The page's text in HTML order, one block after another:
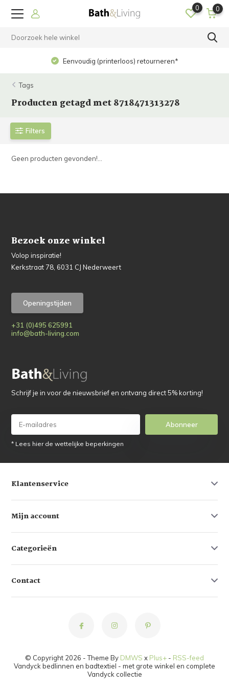
0 0
Eenvoudig (printerloos) retourneren*
Tags
Producten getagd met 8718471313278
Filters
Geen producten gevonden!...
Bezoek onze winkel
Volop inspiratie!
Kerkstraat 78, 6031 CJ Nederweert
Openingstijden
+31 (0)495 625991
info@bath-living.com
Schrijf je in voor de nieuwsbrief en ontvang direct 5% korting!
Abonneer
* Lees hier de wettelijke beperkingen
Klantenservice
Mijn account
Categorieën
Contact
© Copyright 2026 - Theme By DMWS x Plus+ - RSS-feed
Vandyck bedlinnen en badtextiel - met grote winkel en complete
Vandyck collectie